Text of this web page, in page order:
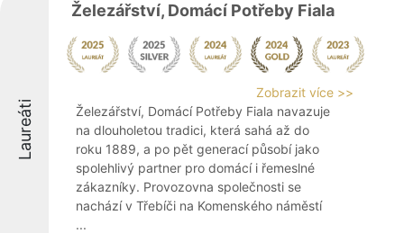
Laureáti
Železářství, Domácí Potřeby Fiala
Zobrazit více >>
Železářství, Domácí Potřeby Fiala navazuje
na dlouholetou tradici, která sahá až do
roku 1889, a po pět generací působí jako
spolehlivý partner pro domácí i řemeslné
zákazníky. Provozovna společnosti se
nachází v Třebíči na Komenského náměstí
...